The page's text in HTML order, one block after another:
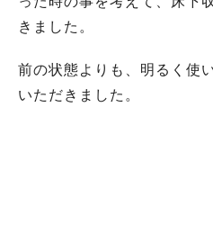
きました。
前の状態よりも、明るく使
いただきました。